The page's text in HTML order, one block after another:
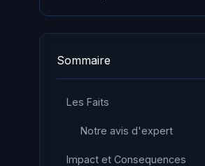
Sommaire
Les Faits
Notre avis d'expert
Impact et Consequences